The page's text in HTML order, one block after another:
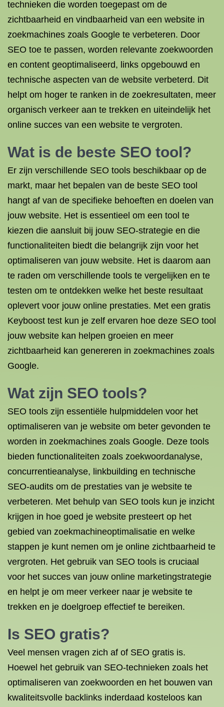
technieken die worden toegepast om de
zichtbaarheid en vindbaarheid van een website in
zoekmachines zoals Google te verbeteren. Door
SEO toe te passen, worden relevante zoekwoorden
en content geoptimaliseerd, links opgebouwd en
technische aspecten van de website verbeterd. Dit
helpt om hoger te ranken in de zoekresultaten, meer
organisch verkeer aan te trekken en uiteindelijk het
online succes van een website te vergroten.
Wat is de beste SEO tool?
Er zijn verschillende SEO tools beschikbaar op de
markt, maar het bepalen van de beste SEO tool
hangt af van de specifieke behoeften en doelen van
jouw website. Het is essentieel om een tool te
kiezen die aansluit bij jouw SEO-strategie en die
functionaliteiten biedt die belangrijk zijn voor het
optimaliseren van jouw website. Het is daarom aan
te raden om verschillende tools te vergelijken en te
testen om te ontdekken welke het beste resultaat
oplevert voor jouw online prestaties. Met een gratis
Keyboost test kun je zelf ervaren hoe deze SEO tool
jouw website kan helpen groeien en meer
zichtbaarheid kan genereren in zoekmachines zoals
Google.
Wat zijn SEO tools?
SEO tools zijn essentiële hulpmiddelen voor het
optimaliseren van je website om beter gevonden te
worden in zoekmachines zoals Google. Deze tools
bieden functionaliteiten zoals zoekwoordanalyse,
concurrentieanalyse, linkbuilding en technische
SEO-audits om de prestaties van je website te
verbeteren. Met behulp van SEO tools kun je inzicht
krijgen in hoe goed je website presteert op het
gebied van zoekmachineoptimalisatie en welke
stappen je kunt nemen om je online zichtbaarheid te
vergroten. Het gebruik van SEO tools is cruciaal
voor het succes van jouw online marketingstrategie
en helpt je om meer verkeer naar je website te
trekken en je doelgroep effectief te bereiken.
Is SEO gratis?
Veel mensen vragen zich af of SEO gratis is.
Hoewel het gebruik van SEO-technieken zoals het
optimaliseren van zoekwoorden en het bouwen van
kwaliteitsvolle backlinks inderdaad kosteloos kan